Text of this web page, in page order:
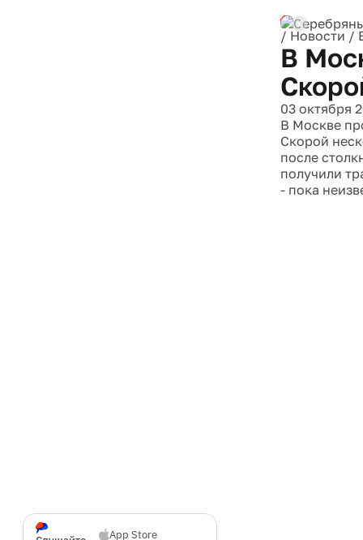
App Store
/ Новости /
В
03 октября
В Москве
Скорой
после
получили
- пока